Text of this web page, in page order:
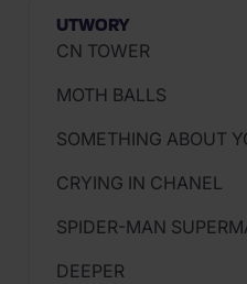
UTWORY
CN TOWER
MOTH BALLS
SOMETHING ABOUT
CRYING IN CHANEL
SPIDER-MAN
DEEPER